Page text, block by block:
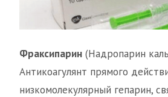
Фраксипарин (Надропарин
Антикоагулянт прямого
низкомолекулярный гепарин,